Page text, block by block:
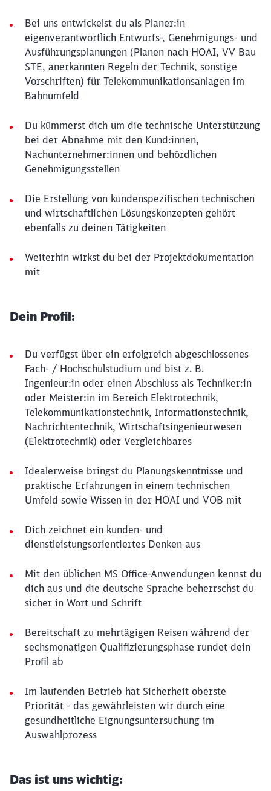
Bei uns entwickelst du als Planer:in
eigenverantwortlich Entwurfs-, Genehmigungs- und
Ausführungsplanungen (Planen nach HOAI, VV Bau
STE, anerkannten Regeln der Technik, sonstige
Vorschriften) für Telekommunikationsanlagen im
Bahnumfeld
Du kümmerst dich um die technische Unterstützung
bei der Abnahme mit den Kund:innen,
Nachunternehmer:innen und behördlichen
Genehmigungsstellen
Die Erstellung von kundenspezifischen technischen
und wirtschaftlichen Lösungskonzepten gehört
ebenfalls zu deinen Tätigkeiten
Weiterhin wirkst du bei der Projektdokumentation
mit
Dein Profil:
Du verfügst über ein erfolgreich abgeschlossenes
Fach- / Hochschulstudium und bist z. B.
Ingenieur:in oder einen Abschluss als Techniker:in
oder Meister:in im Bereich Elektrotechnik,
Telekommunikationstechnik, Informationstechnik,
Nachrichtentechnik, Wirtschaftsingenieurwesen
(Elektrotechnik) oder Vergleichbares
Idealerweise bringst du Planungskenntnisse und
praktische Erfahrungen in einem technischen
Umfeld sowie Wissen in der HOAI und VOB mit
Dich zeichnet ein kunden- und
dienstleistungsorientiertes Denken aus
Mit den üblichen MS Office-Anwendungen kennst du
dich aus und die deutsche Sprache beherrschst du
sicher in Wort und Schrift
Bereitschaft zu mehrtägigen Reisen während der
sechsmonatigen Qualifizierungsphase rundet dein
Profil ab
Im laufenden Betrieb hat Sicherheit oberste
Priorität - das gewährleisten wir durch eine
gesundheitliche Eignungsuntersuchung im
Auswahlprozess
Das ist uns wichtig: